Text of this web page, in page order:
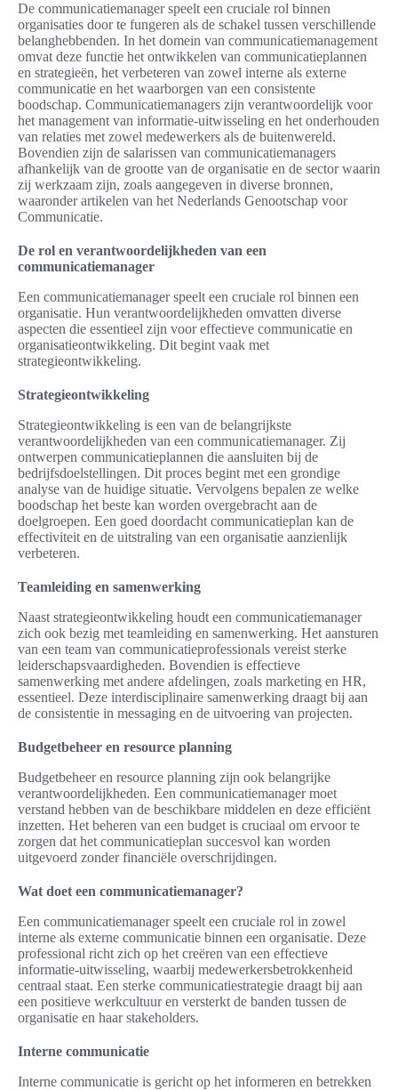
De communicatiemanager speelt een cruciale rol binnen
organisaties door te fungeren als de schakel tussen verschillende
belanghebbenden. In het domein van communicatiemanagement
omvat deze functie het ontwikkelen van communicatieplannen
en strategieën, het verbeteren van zowel interne als externe
communicatie en het waarborgen van een consistente
boodschap. Communicatiemanagers zijn verantwoordelijk voor
het management van informatie-uitwisseling en het onderhouden
van relaties met zowel medewerkers als de buitenwereld.
Bovendien zijn de salarissen van communicatiemanagers
afhankelijk van de grootte van de organisatie en de sector waarin
zij werkzaam zijn, zoals aangegeven in diverse bronnen,
waaronder artikelen van het Nederlands Genootschap voor
Communicatie.
De rol en verantwoordelijkheden van een
communicatiemanager
Een communicatiemanager speelt een cruciale rol binnen een
organisatie. Hun verantwoordelijkheden omvatten diverse
aspecten die essentieel zijn voor effectieve communicatie en
organisatieontwikkeling. Dit begint vaak met
strategieontwikkeling.
Strategieontwikkeling
Strategieontwikkeling is een van de belangrijkste
verantwoordelijkheden van een communicatiemanager. Zij
ontwerpen communicatieplannen die aansluiten bij de
bedrijfsdoelstellingen. Dit proces begint met een grondige
analyse van de huidige situatie. Vervolgens bepalen ze welke
boodschap het beste kan worden overgebracht aan de
doelgroepen. Een goed doordacht communicatieplan kan de
effectiviteit en de uitstraling van een organisatie aanzienlijk
verbeteren.
Teamleiding en samenwerking
Naast strategieontwikkeling houdt een communicatiemanager
zich ook bezig met teamleiding en samenwerking. Het aansturen
van een team van communicatieprofessionals vereist sterke
leiderschapsvaardigheden. Bovendien is effectieve
samenwerking met andere afdelingen, zoals marketing en HR,
essentieel. Deze interdisciplinaire samenwerking draagt bij aan
de consistentie in messaging en de uitvoering van projecten.
Budgetbeheer en resource planning
Budgetbeheer en resource planning zijn ook belangrijke
verantwoordelijkheden. Een communicatiemanager moet
verstand hebben van de beschikbare middelen en deze efficiënt
inzetten. Het beheren van een budget is cruciaal om ervoor te
zorgen dat het communicatieplan succesvol kan worden
uitgevoerd zonder financiële overschrijdingen.
Wat doet een communicatiemanager?
Een communicatiemanager speelt een cruciale rol in zowel
interne als externe communicatie binnen een organisatie. Deze
professional richt zich op het creëren van een effectieve
informatie-uitwisseling, waarbij medewerkersbetrokkenheid
centraal staat. Een sterke communicatiestrategie draagt bij aan
een positieve werkcultuur en versterkt de banden tussen de
organisatie en haar stakeholders.
Interne communicatie
Interne communicatie is gericht op het informeren en betrekken